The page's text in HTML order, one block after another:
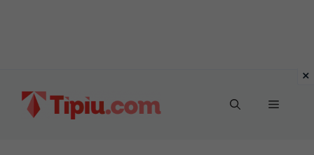
Menu